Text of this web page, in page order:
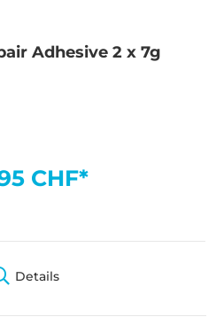
Adhesive 2 x 7g
CHF*
Details